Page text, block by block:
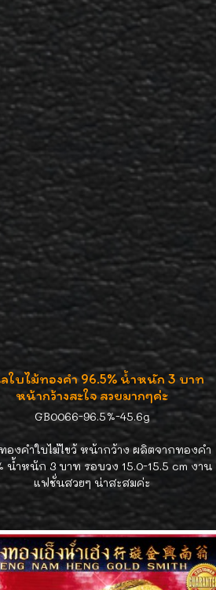
ลใบไม้ทองคำ 96.5% น้ำหนัก 3 บาท
หน้ากว้างสะใจ สวยมากๆค่ะ
GB0066-96.5%-45.6g
องคำใบไม้ไขว้ หน้ากว้าง ผลิตจากทองคำ
น้ำหนัก 3 บาท รอบวง 15.0-15.5 cm งาน
แฟชั่นสวยๆ น่าสะสมค่ะ